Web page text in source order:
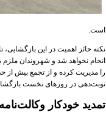
است.
نکته حائز اهمیت در این
انجام نخواهد شد و شهروندان ملزم
را مدیریت کرده و از تجمع بیش از
نوبت‌دهی در روزهای نخست
تمدید خودکار